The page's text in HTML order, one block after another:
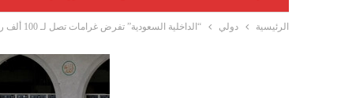
الرئيسية دولي “الداخلية السعودية” تفرض غرامات تصل لـ 100 ألف ريال وترحيل لمخالفي أنظمة الحج